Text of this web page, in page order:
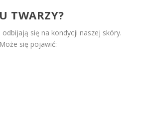
TWARZY?
się na kondycji naszej skóry.
się pojawić: